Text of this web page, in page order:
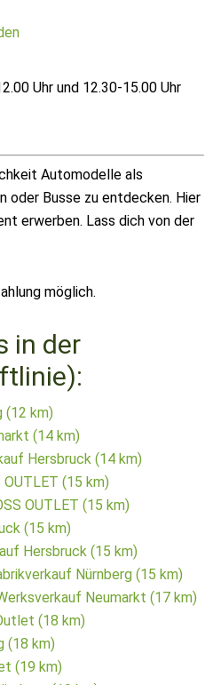
Uhr und 12.30-15.00 Uhr
Automodelle als
oder Busse zu entdecken. Hier
erwerben. Lass dich von der
möglich.
in der
(12 km)
(14 km)
Hersbruck (14 km)
OUTLET (15 km)
OUTLET (15 km)
(15 km)
Hersbruck (15 km)
Nürnberg (15 km)
Neumarkt (17 km)
(18 km)
(18 km)
(19 km)